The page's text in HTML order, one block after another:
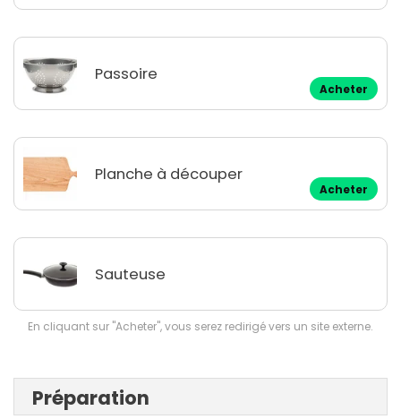
Passoire
Acheter
Planche à découper
Acheter
Sauteuse
En cliquant sur "Acheter", vous serez redirigé vers un site externe.
Préparation